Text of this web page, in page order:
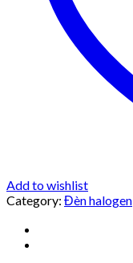
Add to wishlist
Category: Đèn halogen